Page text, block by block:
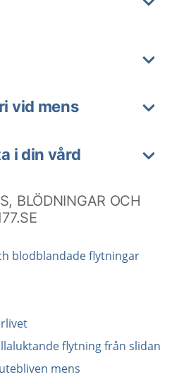
vid mens
i din vård
BLÖDNINGAR OCH
blodblandade flytningar
flytning från slidan
mens